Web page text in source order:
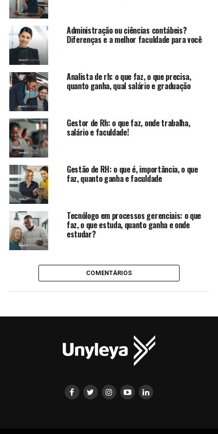
Administração ou ciências contábeis?
Diferenças e a melhor faculdade para você
Analista de rh: o que faz, o que precisa,
quanto ganha, qual salário e graduação
Gestor de Rh: o que faz, onde trabalha,
salário e faculdade!
Gestão de RH: o que é, importância, o que
faz, quanto ganha e faculdade
Tecnólogo em processos gerenciais: o que
faz, o que estuda, quanto ganha e onde
estudar?
COMENTÁRIOS